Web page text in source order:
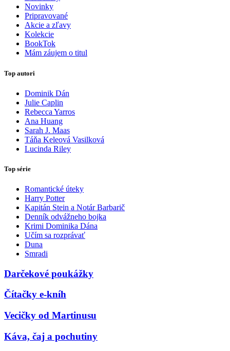
Novinky
Pripravované
Akcie a zľavy
Kolekcie
BookTok
Mám záujem o titul
Top autori
Dominik Dán
Julie Caplin
Rebecca Yarros
Ana Huang
Sarah J. Maas
Táňa Keleová Vasilková
Lucinda Riley
Top série
Romantické úteky
Harry Potter
Kapitán Stein a Notár Barbarič
Denník odvážneho bojka
Krimi Dominika Dána
Učím sa rozprávať
Duna
Smradi
Darčekové poukážky
Čítačky e-kníh
Vecičky od Martinusu
Káva, čaj a pochutiny